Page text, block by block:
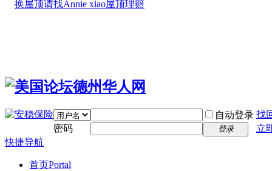
自动登录 找
密码
登录
立
快捷导航
首页Portal